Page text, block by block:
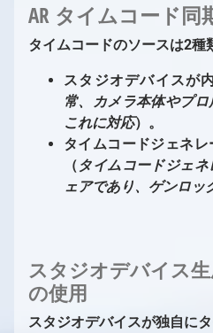
AR タイムコード同
タイムコードのソースは2種
スタジオデバイスが
常、カメラ本体やプ
これに対応）。
タイムコードジェネ
（ タイムコードジェ
ェアであり、ゲンロッ
スタジオデバイス
の使用
スタジオデバイスが独自に